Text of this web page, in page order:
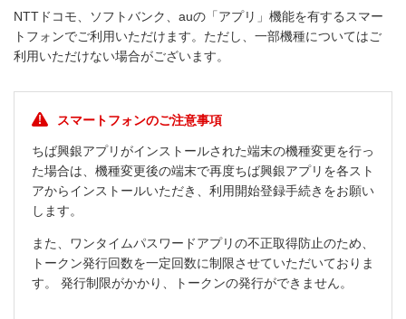
NTTドコモ、ソフトバンク、auの「アプリ」機能を有するスマー
トフォンでご利用いただけます。ただし、一部機種についてはご
利用いただけない場合がございます。
スマートフォンのご注意事項
ちば興銀アプリがインストールされた端末の機種変更を行っ
た場合は、機種変更後の端末で再度ちば興銀アプリを各スト
アからインストールいただき、利用開始登録手続きをお願い
します。
また、ワンタイムパスワードアプリの不正取得防止のため、
トークン発行回数を一定回数に制限させていただいておりま
す。 発行制限がかかり、トークンの発行ができません。